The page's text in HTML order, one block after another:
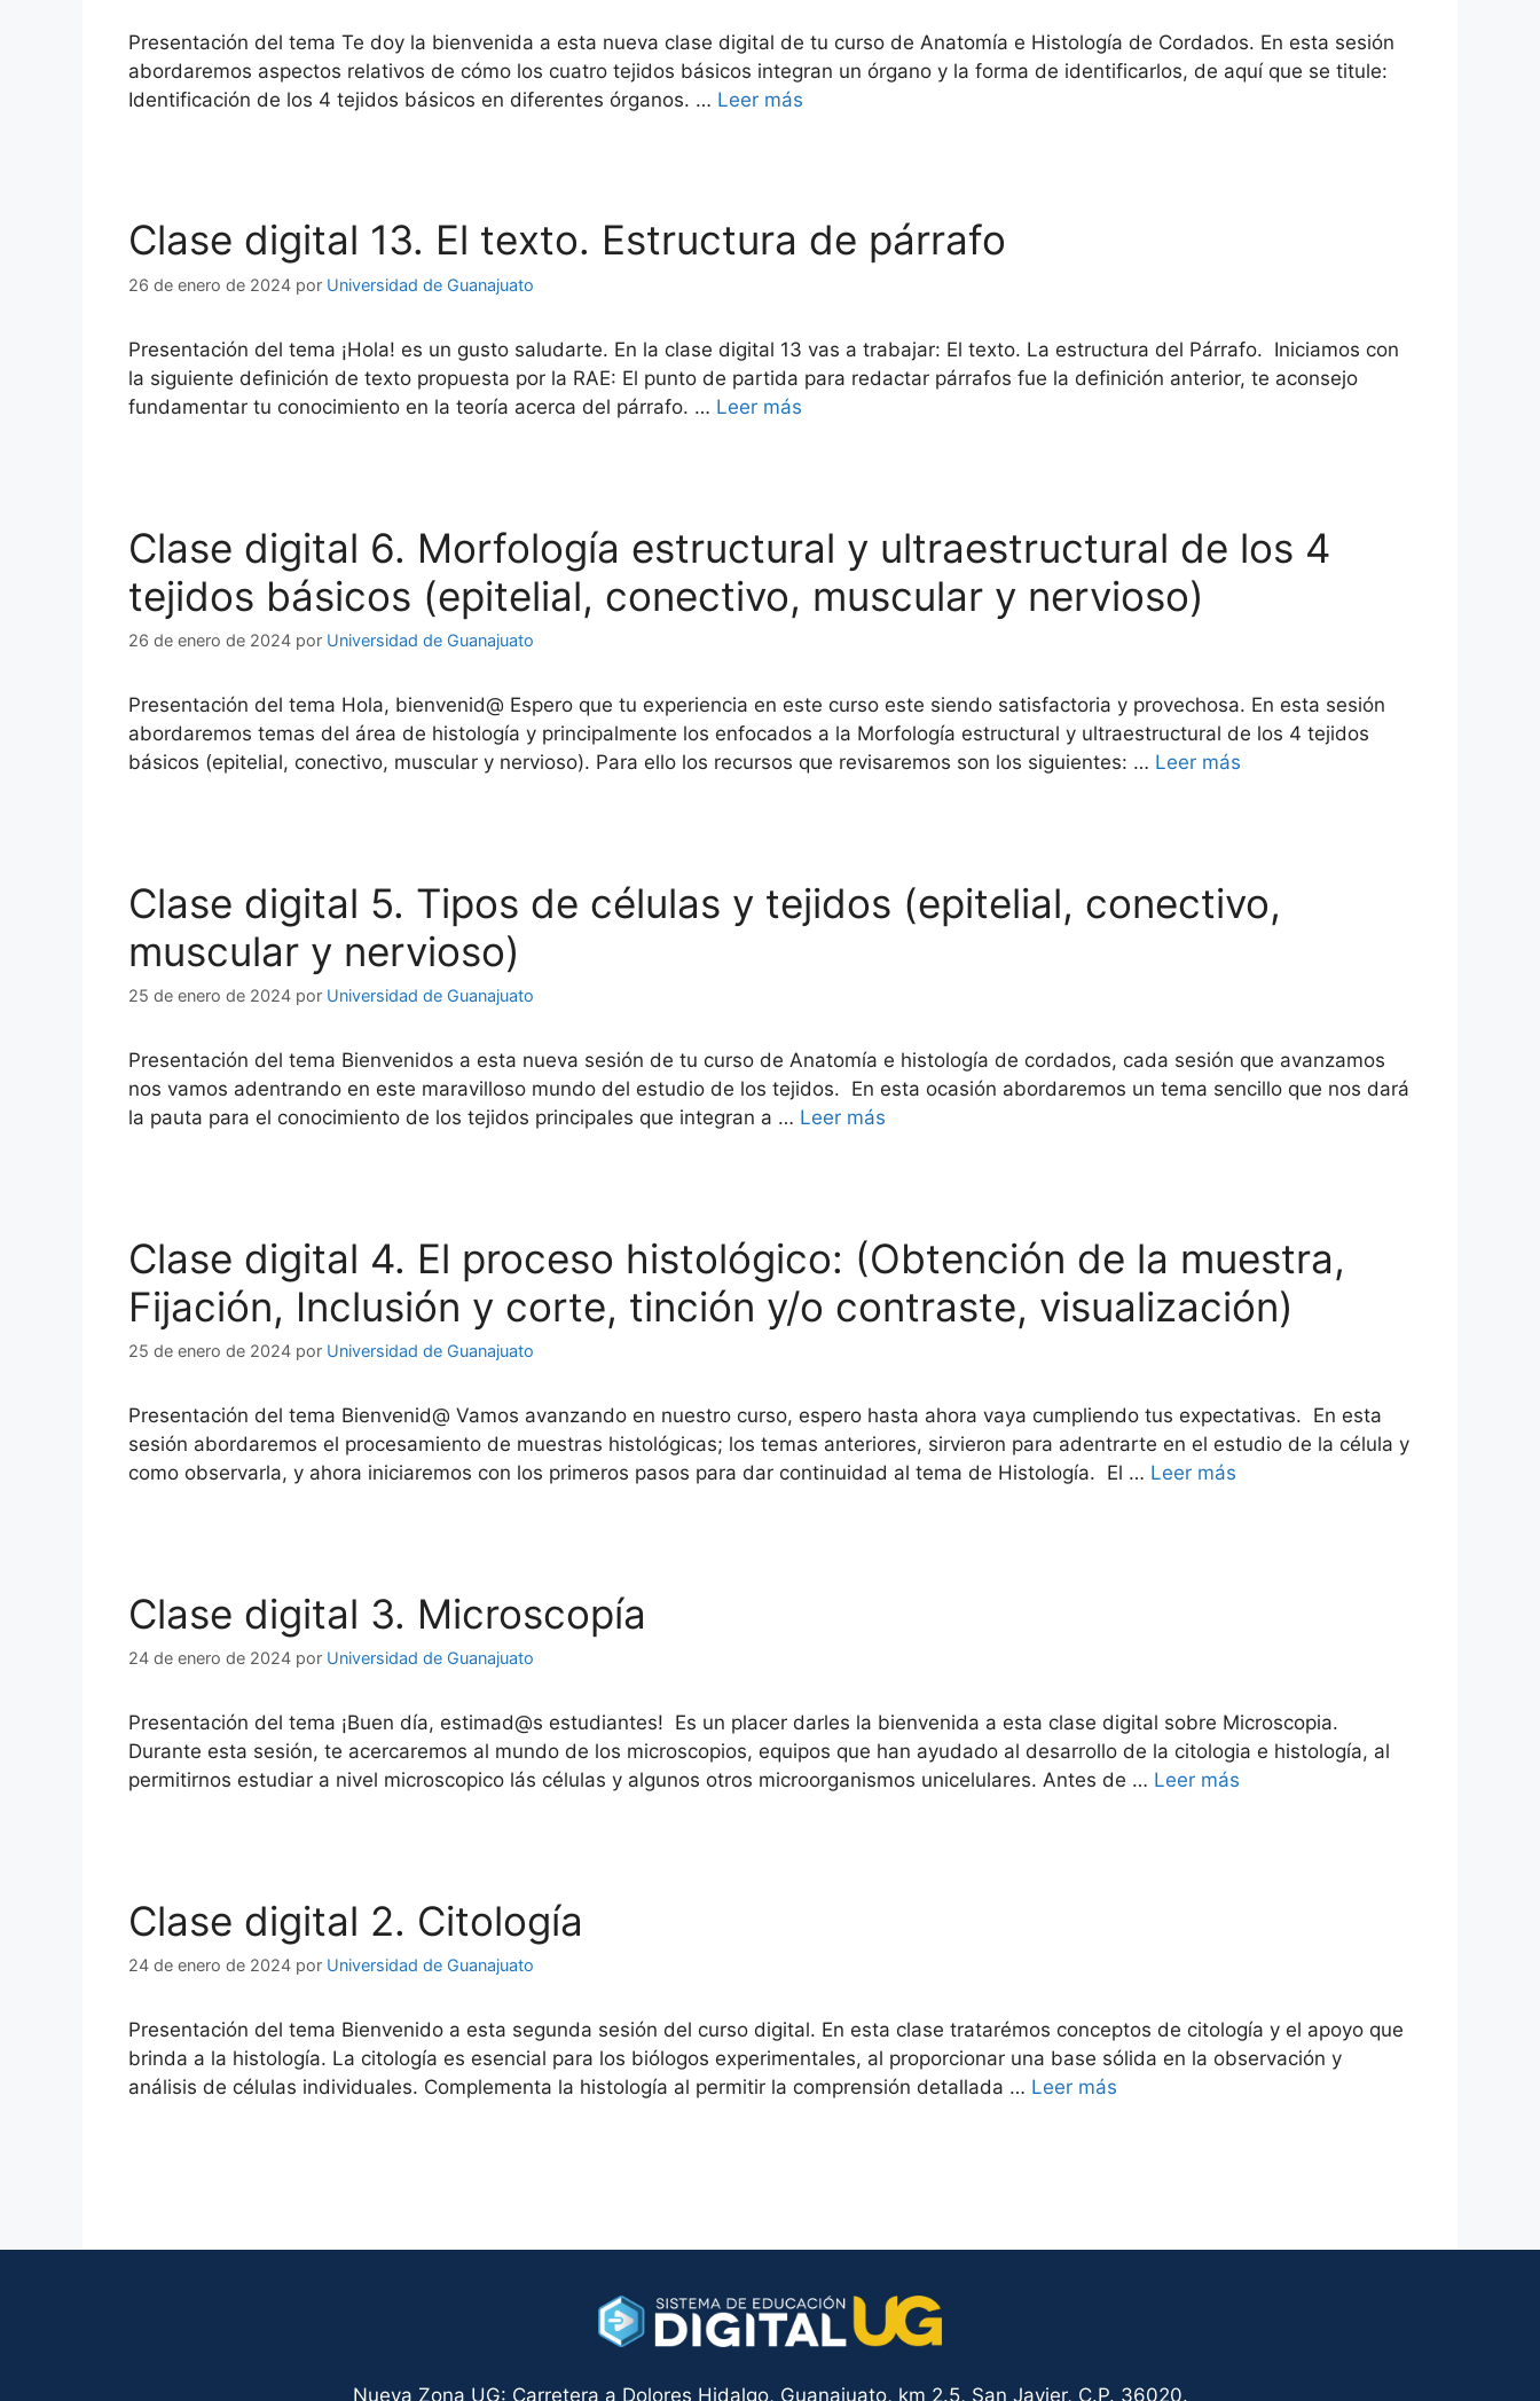
Presentación del tema Te doy la bienvenida a esta nueva clase digital de tu curso de Anatomía e Histología de Cordados. En esta sesión
abordaremos aspectos relativos de cómo los cuatro tejidos básicos integran un órgano y la forma de identificarlos, de aquí que se titule:
Identificación de los 4 tejidos básicos en diferentes órganos. … Leer más
Clase digital 13. El texto. Estructura de párrafo
26 de enero de 2024 por Universidad de Guanajuato
Presentación del tema ¡Hola! es un gusto saludarte. En la clase digital 13 vas a trabajar: El texto. La estructura del Párrafo. Iniciamos con
la siguiente definición de texto propuesta por la RAE: El punto de partida para redactar párrafos fue la definición anterior, te aconsejo
fundamentar tu conocimiento en la teoría acerca del párrafo. … Leer más
Clase digital 6. Morfología estructural y ultraestructural de los 4
tejidos básicos (epitelial, conectivo, muscular y nervioso)
26 de enero de 2024 por Universidad de Guanajuato
Presentación del tema Hola, bienvenid@ Espero que tu experiencia en este curso este siendo satisfactoria y provechosa. En esta sesión
abordaremos temas del área de histología y principalmente los enfocados a la Morfología estructural y ultraestructural de los 4 tejidos
básicos (epitelial, conectivo, muscular y nervioso). Para ello los recursos que revisaremos son los siguientes: … Leer más
Clase digital 5. Tipos de células y tejidos (epitelial, conectivo,
muscular y nervioso)
25 de enero de 2024 por Universidad de Guanajuato
Presentación del tema Bienvenidos a esta nueva sesión de tu curso de Anatomía e histología de cordados, cada sesión que avanzamos
nos vamos adentrando en este maravilloso mundo del estudio de los tejidos. En esta ocasión abordaremos un tema sencillo que nos dará
la pauta para el conocimiento de los tejidos principales que integran a … Leer más
Clase digital 4. El proceso histológico: (Obtención de la muestra,
Fijación, Inclusión y corte, tinción y/o contraste, visualización)
25 de enero de 2024 por Universidad de Guanajuato
Presentación del tema Bienvenid@ Vamos avanzando en nuestro curso, espero hasta ahora vaya cumpliendo tus expectativas. En esta
sesión abordaremos el procesamiento de muestras histológicas; los temas anteriores, sirvieron para adentrarte en el estudio de la célula y
como observarla, y ahora iniciaremos con los primeros pasos para dar continuidad al tema de Histología. El … Leer más
Clase digital 3. Microscopía
24 de enero de 2024 por Universidad de Guanajuato
Presentación del tema ¡Buen día, estimad@s estudiantes! Es un placer darles la bienvenida a esta clase digital sobre Microscopia.
Durante esta sesión, te acercaremos al mundo de los microscopios, equipos que han ayudado al desarrollo de la citologia e histología, al
permitirnos estudiar a nivel microscopico lás células y algunos otros microorganismos unicelulares. Antes de … Leer más
Clase digital 2. Citología
24 de enero de 2024 por Universidad de Guanajuato
Presentación del tema Bienvenido a esta segunda sesión del curso digital. En esta clase tratarémos conceptos de citología y el apoyo que
brinda a la histología. La citología es esencial para los biólogos experimentales, al proporcionar una base sólida en la observación y
análisis de células individuales. Complementa la histología al permitir la comprensión detallada … Leer más
Nueva Zona UG: Carretera a Dolores Hidalgo, Guanajuato, km 2.5, San Javier, C.P. 36020.